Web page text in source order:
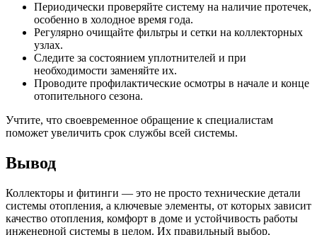
Периодически проверяйте систему на наличие протечек,
особенно в холодное время года.
Регулярно очищайте фильтры и сетки на коллекторных
узлах.
Следите за состоянием уплотнителей и при
необходимости заменяйте их.
Проводите профилактические осмотры в начале и конце
отопительного сезона.
Учтите, что своевременное обращение к специалистам
поможет увеличить срок службы всей системы.
Вывод
Коллекторы и фитинги — это не просто технические детали
системы отопления, а ключевые элементы, от которых зависит
качество отопления, комфорт в доме и устойчивость работы
инженерной системы в целом. Их правильный выбор,